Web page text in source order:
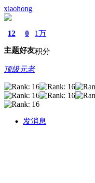
xiaohong
12
主题
0
好友
1万
积分
顶级元老
发消息